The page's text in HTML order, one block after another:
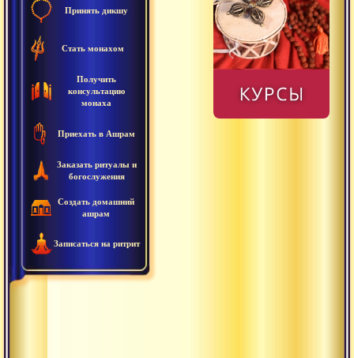
Принять дикшу
Стать монахом
Получить
консультацию
монаха
Приехать в Ашрам
Заказать ритуалы и
богослужения
Создать домашний
ашрам
Записаться на ритрит